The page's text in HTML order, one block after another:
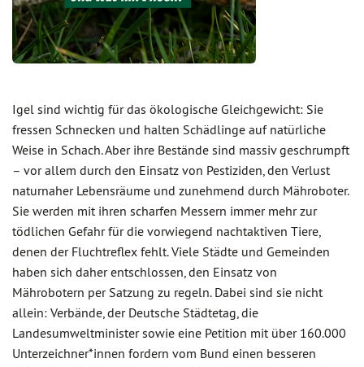
Igel sind wichtig für das ökologische Gleichgewicht: Sie
fressen Schnecken und halten Schädlinge auf natürliche
Weise in Schach. Aber ihre Bestände sind massiv geschrumpft
– vor allem durch den Einsatz von Pestiziden, den Verlust
naturnaher Lebensräume und zunehmend durch Mähroboter.
Sie werden mit ihren scharfen Messern immer mehr zur
tödlichen Gefahr für die vorwiegend nachtaktiven Tiere,
denen der Fluchtreflex fehlt. Viele Städte und Gemeinden
haben sich daher entschlossen, den Einsatz von
Mährobotern per Satzung zu regeln. Dabei sind sie nicht
allein: Verbände, der Deutsche Städtetag, die
Landesumweltminister sowie eine Petition mit über 160.000
Unterzeichner*innen fordern vom Bund einen besseren